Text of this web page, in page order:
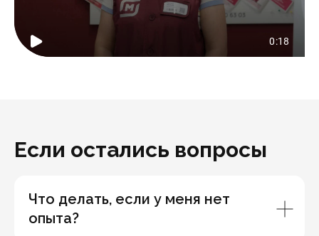
Если остались вопросы
Что делать, если у меня нет
опыта?